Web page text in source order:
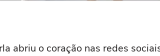
abriu o coração nas redes